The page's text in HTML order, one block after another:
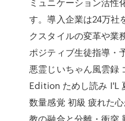
す。導入企業は24万社
クスタイルの変革や業
ポジティブ生徒指導・
悪霊じいちゃん風雲録
Edition ためし読み I'L
数量感覚 初級 疲れた
教の融合と分離・衝突